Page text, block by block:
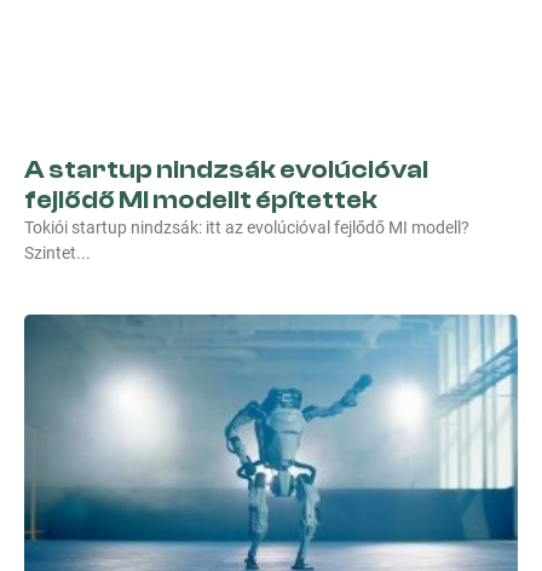
A startup nindzsák evolúcióval
fejlődő MI modellt építettek
Tokiói startup nindzsák: itt az evolúcióval fejlődő MI modell?
Szintet